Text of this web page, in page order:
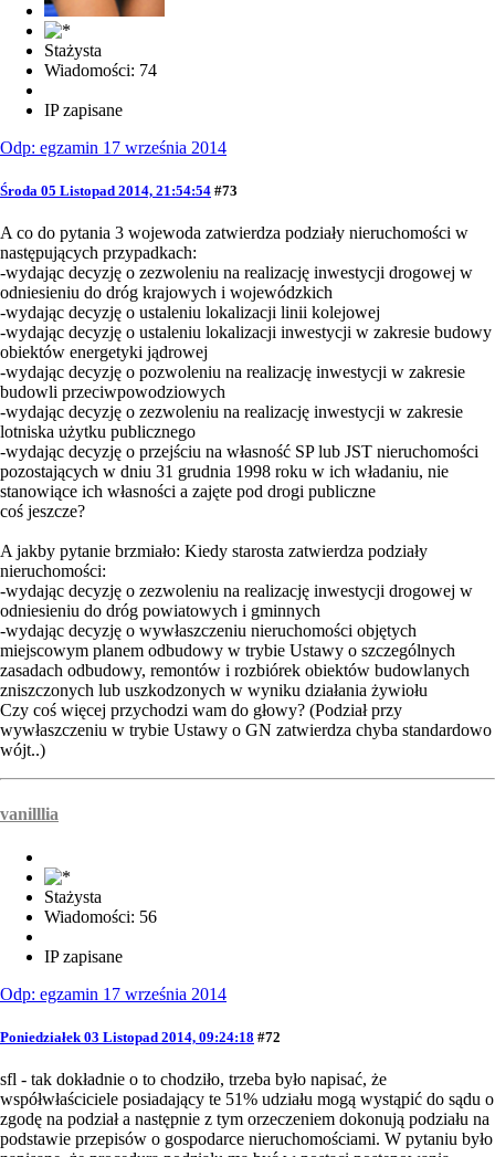
Stażysta
Wiadomości: 74
IP zapisane
Odp: egzamin 17 września 2014
Środa 05 Listopad 2014, 21:54:54 #73
A co do pytania 3 wojewoda zatwierdza podziały nieruchomości w
następujących przypadkach:
-wydając decyzję o zezwoleniu na realizację inwestycji drogowej w
odniesieniu do dróg krajowych i wojewódzkich
-wydając decyzję o ustaleniu lokalizacji linii kolejowej
-wydając decyzję o ustaleniu lokalizacji inwestycji w zakresie budowy
obiektów energetyki jądrowej
-wydając decyzję o pozwoleniu na realizację inwestycji w zakresie
budowli przeciwpowodziowych
-wydając decyzję o zezwoleniu na realizację inwestycji w zakresie
lotniska użytku publicznego
-wydając decyzję o przejściu na własność SP lub JST nieruchomości
pozostających w dniu 31 grudnia 1998 roku w ich władaniu, nie
stanowiące ich własności a zajęte pod drogi publiczne
coś jeszcze?
A jakby pytanie brzmiało: Kiedy starosta zatwierdza podziały
nieruchomości:
-wydając decyzję o zezwoleniu na realizację inwestycji drogowej w
odniesieniu do dróg powiatowych i gminnych
-wydając decyzję o wywłaszczeniu nieruchomości objętych
miejscowym planem odbudowy w trybie Ustawy o szczególnych
zasadach odbudowy, remontów i rozbiórek obiektów budowlanych
zniszczonych lub uszkodzonych w wyniku działania żywiołu
Czy coś więcej przychodzi wam do głowy? (Podział przy
wywłaszczeniu w trybie Ustawy o GN zatwierdza chyba standardowo
wójt..)
vanilllia
Stażysta
Wiadomości: 56
IP zapisane
Odp: egzamin 17 września 2014
Poniedziałek 03 Listopad 2014, 09:24:18 #72
sfl - tak dokładnie o to chodziło, trzeba było napisać, że
współwłaściciele posiadający te 51% udziału mogą wystąpić do sądu o
zgodę na podział a następnie z tym orzeczeniem dokonują podziału na
podstawie przepisów o gospodarce nieruchomościami. W pytaniu było